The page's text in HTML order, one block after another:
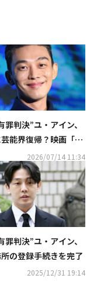
罪判決”ユ・アイン、
能界復帰？映画「ホ
試写会での目撃談が
2026/07/14 11:34
罪判決”ユ・アイン、
の登録手続きを完了
2025/12/31 19:14